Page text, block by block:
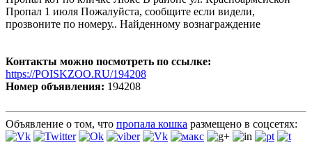
Пропал 1 июля Пожалуйста, сообщите если видели,
прозвоните по номеру.. Найденному вознаграждение
Контакты можно посмотреть по ссылке:
https://POISKZOO.RU/194208
Номер объявления: 194208
Объявление о том, что пропала кошка размещено в соцсетях: